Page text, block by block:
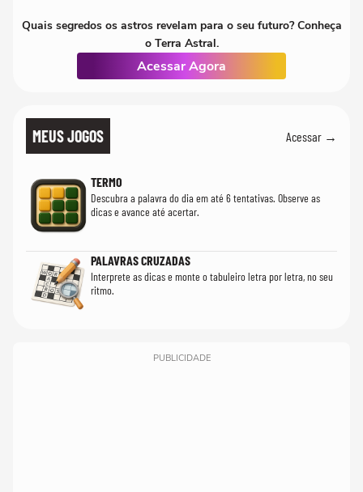
Quais segredos os astros revelam para o seu futuro? Conheça
o Terra Astral.
Acessar Agora
MEUS JOGOS Acessar →
TERMO
Descubra a palavra do dia em até 6 tentativas. Observe as
dicas e avance até acertar.
PALAVRAS CRUZADAS
Interprete as dicas e monte o tabuleiro letra por letra, no seu
ritmo.
PUBLICIDADE